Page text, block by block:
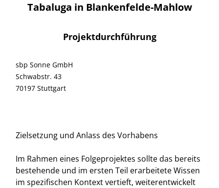
Tabaluga in Blankenfelde-Mahlow
Projektdurchführung
sbp Sonne GmbH
Schwabstr. 43
70197 Stuttgart
Zielsetzung und Anlass des Vorhabens
Im Rahmen eines Folgeprojektes sollte das bereits
bestehende und im ersten Teil erarbeitete Wissen
im spezifischen Kontext vertieft, weiterentwickelt